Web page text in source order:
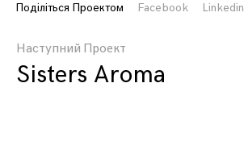
Поділіться Проектом Facebook Linkedin
Наступний Проект
Sisters Aroma